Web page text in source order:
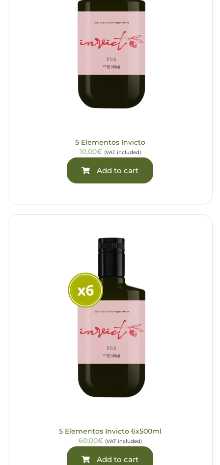
5 Elementos Invicto
10,00€ (VAT included)
Add to cart
5 Elementos Invicto 6x500ml
60,00€ (VAT included)
Add to cart